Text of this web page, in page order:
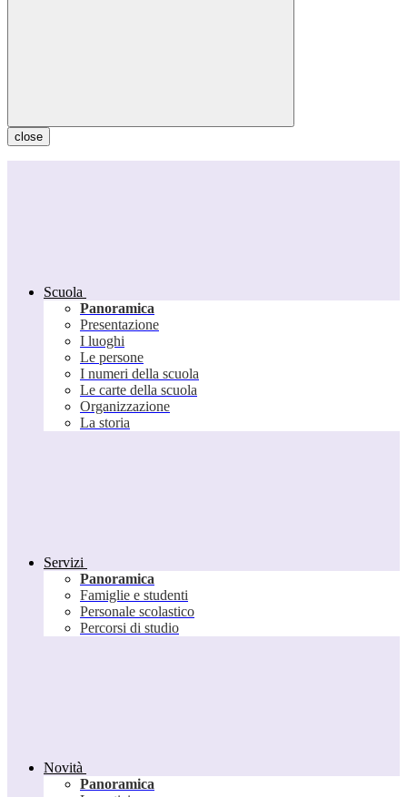
close
Scuola
Panoramica
Presentazione
I luoghi
Le persone
I numeri della scuola
Le carte della scuola
Organizzazione
La storia
Servizi
Panoramica
Famiglie e studenti
Personale scolastico
Percorsi di studio
Novità
Panoramica